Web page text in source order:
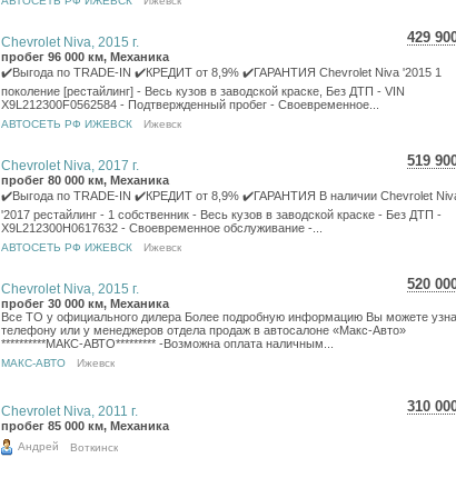
429
6
Chevrolet Niva, 2015 г.
пробег 96 000 км, Механика
✔️Выгода по TRADE-IN ✔️КРЕДИТ от 8,9% ✔️ГАРАНТИЯ Chevrolet Niva '2015 1
поколение [рестайлинг] - Весь кузов в заводской краске, Без ДТП - VIN
X9L212300F0562584 - Подтвержденный пробег - Своевременное...
АВТОСЕТЬ РФ ИЖЕВСК Ижевск
519
7
Chevrolet Niva, 2017 г.
пробег 80 000 км, Механика
✔️Выгода по TRADE-IN ✔️КРЕДИТ от 8,9% ✔️ГАРАНТИЯ В наличии Chevrolet
'2017 рестайлинг - 1 собственник - Весь кузов в заводской краске - Без ДТП -
X9L212300H0617632 - Своевременное обслуживание -...
АВТОСЕТЬ РФ ИЖЕВСК Ижевск
520
7
Chevrolet Niva, 2015 г.
пробег 30 000 км, Механика
Все ТО у официального дилера Более подробную информацию Вы можете
телефону или у менеджеров отдела продаж в автосалоне «Макс-Авто»
**********МАКС-АВТО********* -Возможна оплата наличным...
МАКС-АВТО Ижевск
310
Chevrolet Niva, 2011 г.
пробег 85 000 км, Механика
Андрей Воткинск